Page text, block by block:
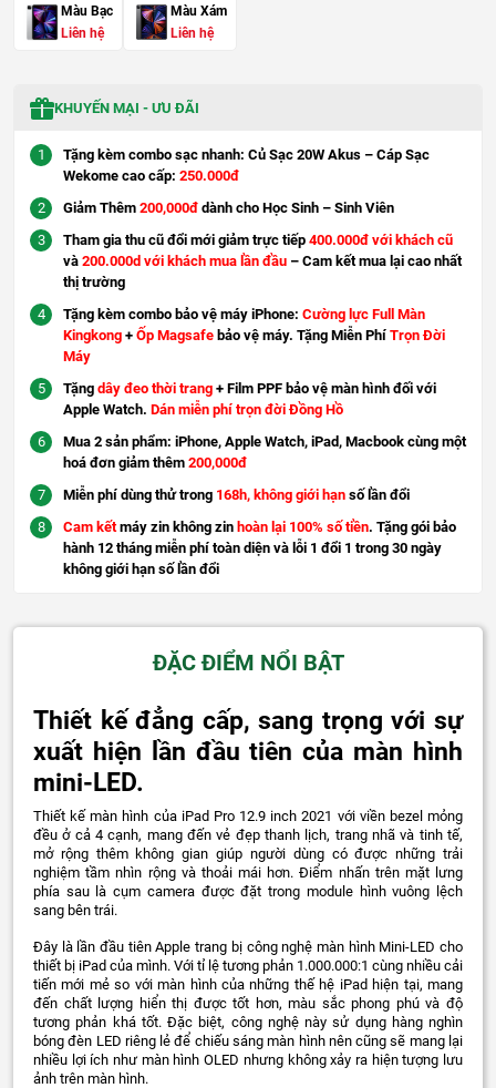
Màu Bạc
Liên hệ
Màu Xám
Liên hệ
KHUYẾN MẠI - ƯU ĐÃI
Tặng kèm combo sạc nhanh: Củ Sạc 20W Akus – Cáp Sạc
Wekome cao cấp: 250.000đ
Giảm Thêm 200,000đ dành cho Học Sinh – Sinh Viên
Tham gia thu cũ đổi mới giảm trực tiếp 400.000đ với khách cũ
và 200.000d với khách mua lần đầu – Cam kết mua lại cao nhất
thị trường
Tặng kèm combo bảo vệ máy iPhone: Cường lực Full Màn
Kingkong + Ốp Magsafe bảo vệ máy. Tặng Miễn Phí Trọn Đời
Máy
Tặng dây đeo thời trang + Film PPF bảo vệ màn hình đối với
Apple Watch. Dán miễn phí trọn đời Đồng Hồ
Mua 2 sản phẩm: iPhone, Apple Watch, iPad, Macbook cùng một
hoá đơn giảm thêm 200,000đ
Miễn phí dùng thử trong 168h, không giới hạn số lần đổi
Cam kếtmáy zin không zin hoàn lại 100% số tiền. Tặng gói bảo
hành 12 tháng miễn phí toàn diện và lỗi 1 đổi 1 trong 30 ngày
không giới hạn số lần đổi
ĐẶC ĐIỂM NỔI BẬT
Thiết kế đẳng cấp, sang trọng với sự
xuất hiện lần đầu tiên của màn hình
mini-LED.
Thiết kế màn hình của iPad Pro 12.9 inch 2021 với viền bezel mỏng
đều ở cả 4 cạnh, mang đến vẻ đẹp thanh lịch, trang nhã và tinh tế,
mở rộng thêm không gian giúp người dùng có được những trải
nghiệm tầm nhìn rộng và thoải mái hơn. Điểm nhấn trên mặt lưng
phía sau là cụm camera được đặt trong module hình vuông lệch
sang bên trái.
Đây là lần đầu tiên Apple trang bị công nghệ màn hình Mini-LED cho
thiết bị iPad của mình. Với tỉ lệ tương phản 1.000.000:1 cùng nhiều cải
tiến mới mẻ so với màn hình của những thế hệ iPad hiện tại, mang
đến chất lượng hiển thị được tốt hơn, màu sắc phong phú và độ
tương phản khá tốt. Đặc biệt, công nghệ này sử dụng hàng nghìn
bóng đèn LED riêng lẻ để chiếu sáng màn hình nên cũng sẽ mang lại
nhiều lợi ích như màn hình OLED nhưng không xảy ra hiện tượng lưu
ảnh trên màn hình.